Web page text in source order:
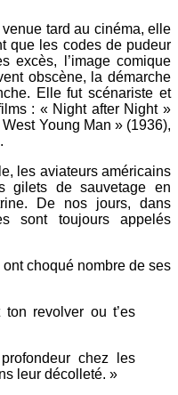
tard au cinéma, elle
que les codes de pudeur
excès, l’image comique
obscène, la démarche
Elle fut scénariste et
: « Night after Night »
Young Man » (1936),
les aviateurs américains
gilets de sauvetage en
De nos jours, dans
sont toujours appelés
choqué nombre de ses
revolver ou t’es
chez les
leur décolleté. »